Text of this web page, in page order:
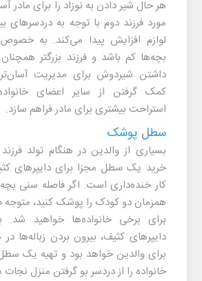
هر حال شیر دادن به نوزاد را برای مادر
مورد فرزند دوم با توجه به دردسرهای
لوازم افزایش پیدا می‌کند. به
بچه‌ها کم باشد و فرزند بزرگتر
داشتن شیردوش برای مدیریت
کمک گرفتن از سایر اعضای
استراحت بیشتری برای مادر فراهم سازد.
سطل پوشک
بسیاری از والدین در هنگام تولد
خرید یک سطل مجزا برای دایپرهای
کار خنده‌داری است. اگر فاصله سنی
همزمان دو کودک را پوشک کنید، متوجه
برای برخی خانواده‌ها خواهید شد.
دایپرهای کثیف، بیرون بردن زباله‌ها
برای والدین خواهد بود و تهیه یک
خانواده را از دردسر بو گرفتن منزل